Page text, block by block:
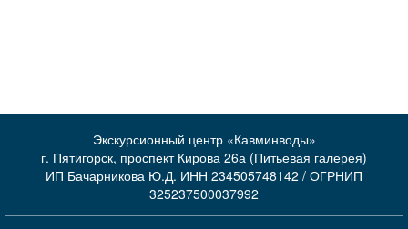
Экскурсионный центр «Кавминводы»
г. Пятигорск, проспект Кирова 26а (Питьевая галерея)
ИП Бачарникова Ю.Д. ИНН 234505748142 / ОГРНИП
325237500037992